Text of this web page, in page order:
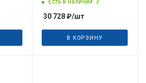
30 728₽/шт
В КОРЗИНУ